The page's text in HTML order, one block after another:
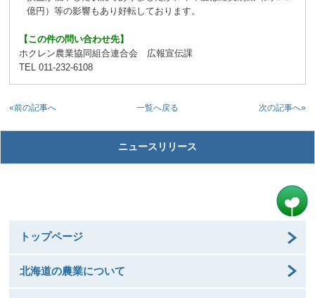
億円）等の影響もあり好転しております。
【この件の問い合わせ先】
ホクレン農業協同組合連合会 広報宣伝課
TEL 011-232-6108
一覧へ戻る
«前の記事へ 次の記事へ»
ニュースリリース
トップページ
北海道の農業について